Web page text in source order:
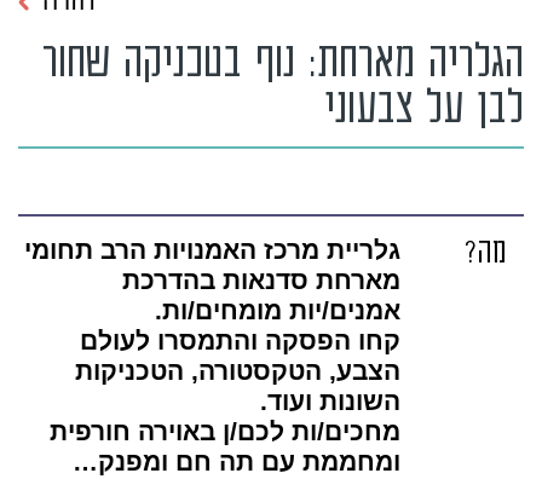
הגלריה מארחת: נוף בטכניקה שחור
לבן על צבעוני
מה?
גלריית מרכז האמנויות הרב תחומי
מארחת סדנאות בהדרכת
אמנים/יות מומחים/ות.
קחו הפסקה והתמסרו לעולם
הצבע, הטקסטורה, הטכניקות
השונות ועוד.
מחכים/ות לכם/ן באוירה חורפית
ומחממת עם תה חם ומפנק…